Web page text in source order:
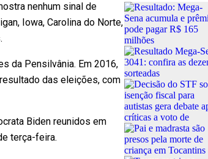
nenhum sinal de
Iowa, Carolina do Norte,
da Pensilvânia. Em 2016,
das eleições, com
Biden reunidos em
terça-feira.